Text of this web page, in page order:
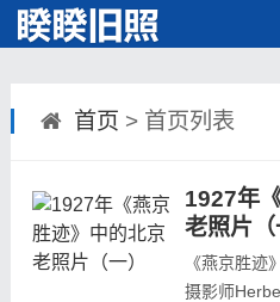
首页 > 首页列表
1927年
老照片（
《燕京胜迹
摄影师